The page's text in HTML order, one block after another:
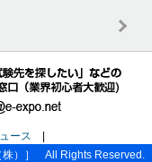
ース
|
株）］ All Rights Reserved.